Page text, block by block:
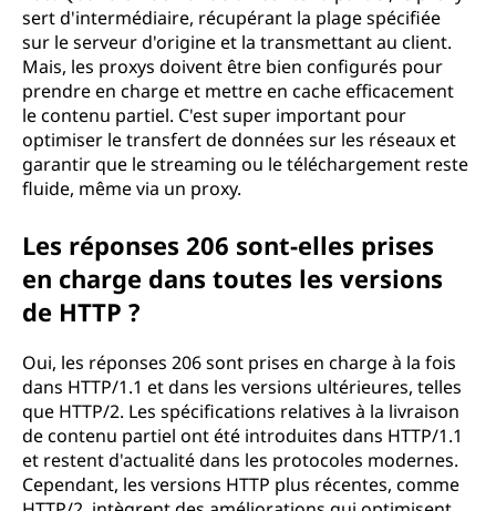
sert d'intermédiaire, récupérant la plage spécifiée
sur le serveur d'origine et la transmettant au client.
Mais, les proxys doivent être bien configurés pour
prendre en charge et mettre en cache efficacement
le contenu partiel. C'est super important pour
optimiser le transfert de données sur les réseaux et
garantir que le streaming ou le téléchargement reste
fluide, même via un proxy.
Les réponses 206 sont-elles prises
en charge dans toutes les versions
de HTTP ?
Oui, les réponses 206 sont prises en charge à la fois
dans HTTP/1.1 et dans les versions ultérieures, telles
que HTTP/2. Les spécifications relatives à la livraison
de contenu partiel ont été introduites dans HTTP/1.1
et restent d'actualité dans les protocoles modernes.
Cependant, les versions HTTP plus récentes, comme